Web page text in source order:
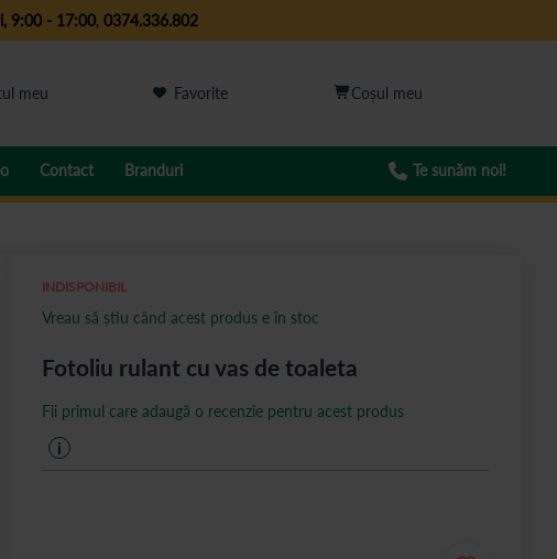
9:00 - 17:00, 0374.336.802
meu Favorite
Contact Branduri Te sunăm noi!
Fotoliu rulant cu vas de toaleta
INDISPONIBIL
Fii primul care adaugă o recenzie pentru acest produs
i
Vreau să știu când acest produs e în stoc